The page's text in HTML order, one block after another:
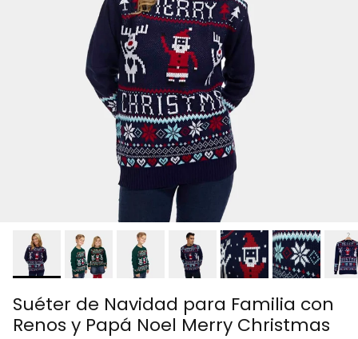
Suéter de Navidad para Familia con
Renos y Papá Noel Merry Christmas